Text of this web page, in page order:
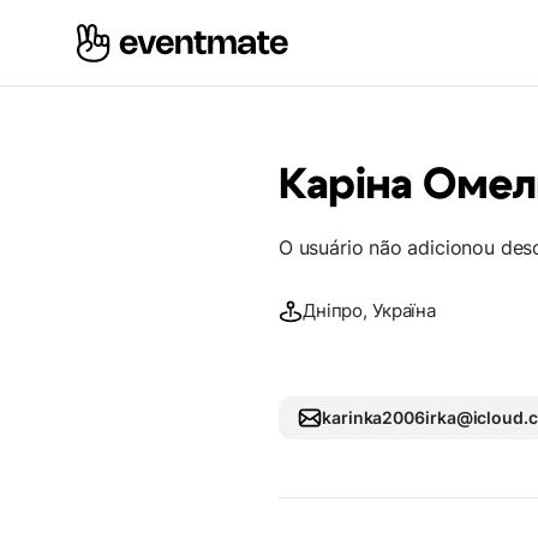
Каріна
O usuário não adicionou
Дніпро, Україна